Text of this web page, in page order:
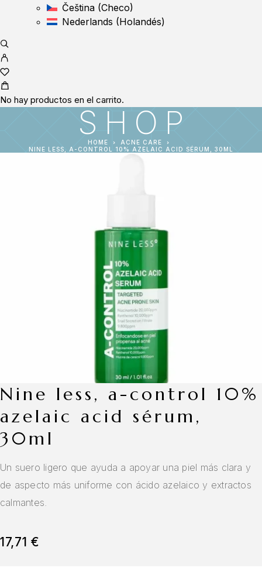
Čeština (Checo)
Nederlands (Holandés)
No hay productos en el carrito.
SHOP
HOME
ACNE CARE
NINE LESS, A-CONTROL 10% AZELAIC ACID SÉRUM, 30ML
nine less, a-control 10%
azelaic acid sérum,
30ml
Un suero ligero que ayuda a apoyar una piel más clara y
de aspecto más uniforme con ácido azelaico y extractos
calmantes.
17,71 €